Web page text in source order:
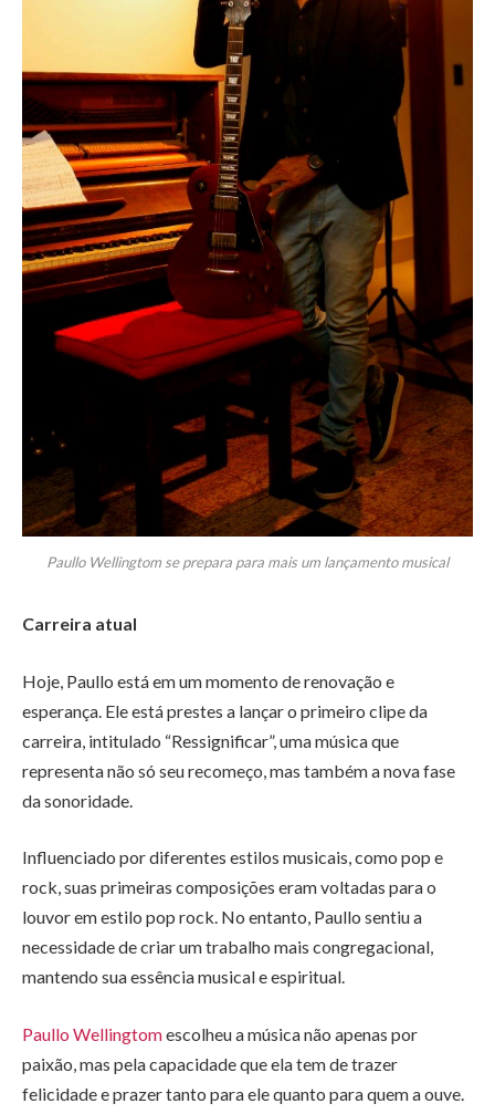
Paullo Wellingtom se prepara para mais um lançamento musical
Carreira atual
Hoje, Paullo está em um momento de renovação e
esperança. Ele está prestes a lançar o primeiro clipe da
carreira, intitulado “Ressignificar”, uma música que
representa não só seu recomeço, mas também a nova fase
da sonoridade.
Influenciado por diferentes estilos musicais, como pop e
rock, suas primeiras composições eram voltadas para o
louvor em estilo pop rock. No entanto, Paullo sentiu a
necessidade de criar um trabalho mais congregacional,
mantendo sua essência musical e espiritual.
Paullo Wellingtomescolheu a música não apenas por
paixão, mas pela capacidade que ela tem de trazer
felicidade e prazer tanto para ele quanto para quem a ouve.